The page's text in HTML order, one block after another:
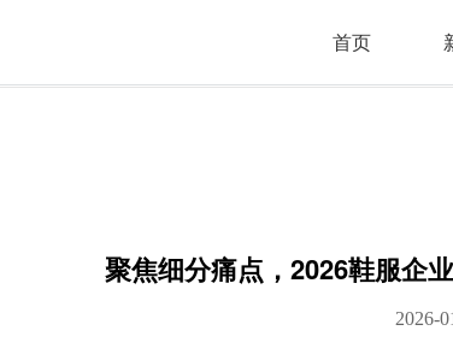
首页
聚焦细分痛点，2026鞋服企
2026-